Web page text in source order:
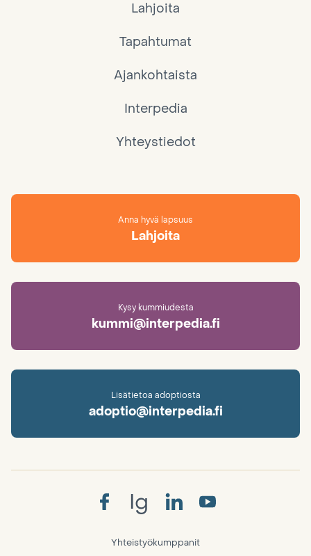
Lahjoita
Tapahtumat
Ajankohtaista
Interpedia
Yhteystiedot
Anna hyvä lapsuus
Lahjoita
Kysy kummiudesta
kummi@interpedia.fi
Lisätietoa adoptiosta
adoptio@interpedia.fi
Ig
Yhteistyökumppanit